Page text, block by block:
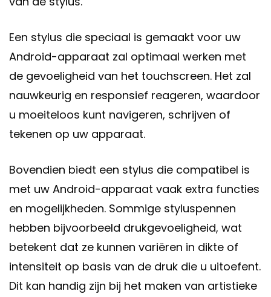
Een stylus die speciaal is gemaakt voor uw
Android-apparaat zal optimaal werken met
de gevoeligheid van het touchscreen. Het zal
nauwkeurig en responsief reageren, waardoor
u moeiteloos kunt navigeren, schrijven of
tekenen op uw apparaat.
Bovendien biedt een stylus die compatibel is
met uw Android-apparaat vaak extra functies
en mogelijkheden. Sommige styluspennen
hebben bijvoorbeeld drukgevoeligheid, wat
betekent dat ze kunnen variëren in dikte of
intensiteit op basis van de druk die u uitoefent.
Dit kan handig zijn bij het maken van artistieke